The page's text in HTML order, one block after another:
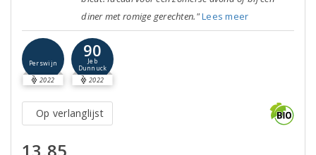
diner met romige gerechten."Lees meer
Perswijn
2022
90
Jeb
Dunnuck
2022
Op verlanglijst